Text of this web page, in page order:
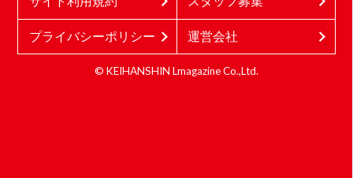
プライバシーポリシー 運営会社
© KEIHANSHIN Lmagazine Co.,Ltd.